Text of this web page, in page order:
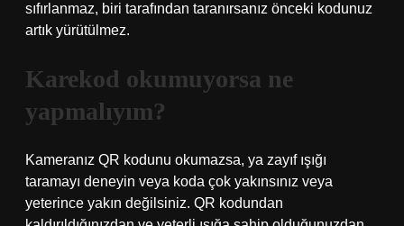
sıfırlanmaz, biri tarafından taranırsanız önceki kodunuz
artık yürütülmez.
Karekod okumuyorsa ne
yapmalıyım?
Kameranız QR kodunu okumazsa, ya zayıf ışığı
taramayı deneyin veya koda çok yakınsınız veya
yeterince yakın değilsiniz. QR kodundan